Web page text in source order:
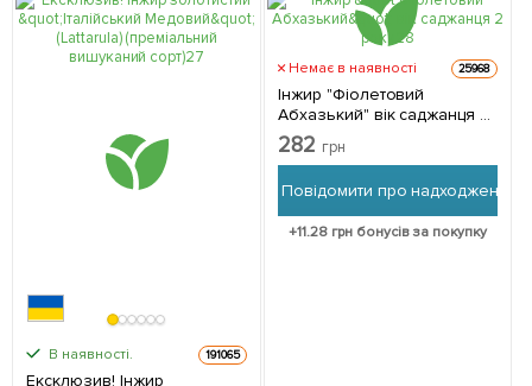
В наявності. 191065
Ексклюзив! Інжир
Немає в наявності 25968
Інжир "Фіолетовий
Абхазький" вік саджанця 2
роки 1 саджанець в
упаковці
282 грн
Повідомити про надходження
+11.28грн бонусів за покупку